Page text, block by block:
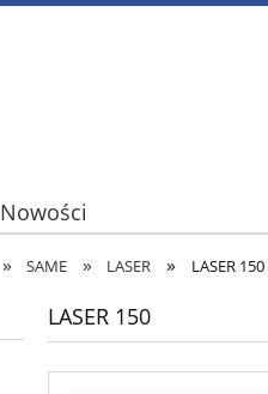
Nowości
» SAME » LASER » LASER 150
LASER 150